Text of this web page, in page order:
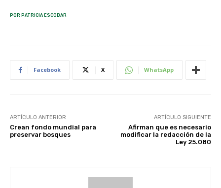
POR PATRICIA ESCOBAR
Facebook X WhatsApp
ARTÍCULO ANTERIOR
Crean fondo mundial para
preservar bosques
ARTÍCULO SIGUIENTE
Afirman que es necesario
modificar la redacción de la
Ley 25.080